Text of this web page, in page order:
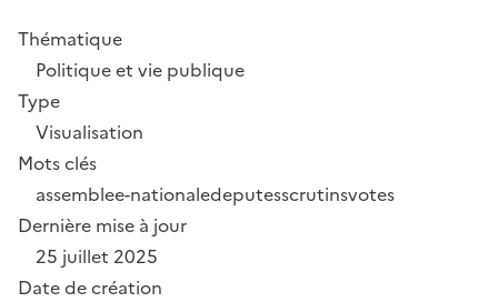
Thématique
Politique et vie publique
Type
Visualisation
Mots clés
assemblee-nationaledeputesscrutinsvotes
Dernière mise à jour
25 juillet 2025
Date de création